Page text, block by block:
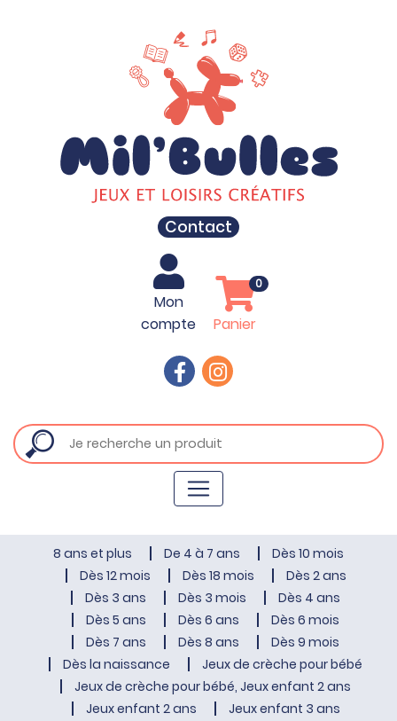
Contact
Mon
compte
Panier
0
8 ans et plus De 4 à 7 ans
Dès 10 mois
Dès 12 mois
Dès 18 mois
Dès 2 ans
Dès 3 ans
Dès 3 mois
Dès 4 ans
Dès 5 ans
Dès 6 ans
Dès 6 mois
Dès 7 ans
Dès 8 ans
Dès 9 mois
Dès la naissance
Jeux de crèche pour bébé
Jeux de crèche pour bébé, Jeux enfant 2 ans
Jeux enfant 2 ans
Jeux enfant 3 ans